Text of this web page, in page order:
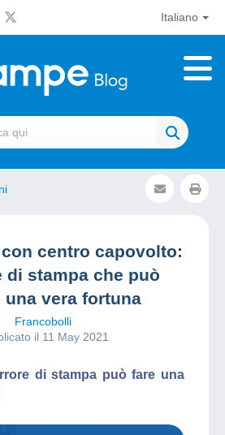
Italiano
centro capovolto:
di stampa che può
una vera fortuna
Francobolli
il 11 May 2021
di stampa può fare una